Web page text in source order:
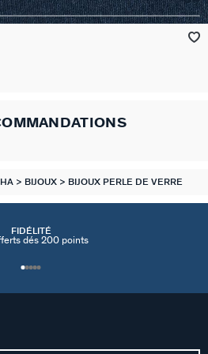
BIJOUX BIJOUX PERLE DE VERRE
FIDÉLITÉ
dés 200 points